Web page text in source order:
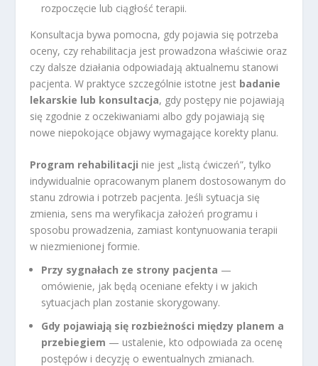
rozpoczęcie lub ciągłość terapii.
Konsultacja bywa pomocna, gdy pojawia się potrzeba
oceny, czy rehabilitacja jest prowadzona właściwie oraz
czy dalsze działania odpowiadają aktualnemu stanowi
pacjenta. W praktyce szczególnie istotne jest badanie
lekarskie lub konsultacja, gdy postępy nie pojawiają
się zgodnie z oczekiwaniami albo gdy pojawiają się
nowe niepokojące objawy wymagające korekty planu.
Program rehabilitacji nie jest „listą ćwiczeń”, tylko
indywidualnie opracowanym planem dostosowanym do
stanu zdrowia i potrzeb pacjenta. Jeśli sytuacja się
zmienia, sens ma weryfikacja założeń programu i
sposobu prowadzenia, zamiast kontynuowania terapii
w niezmienionej formie.
Przy sygnałach ze strony pacjenta —
omówienie, jak będą oceniane efekty i w jakich
sytuacjach plan zostanie skorygowany.
Gdy pojawiają się rozbieżności między planem a
przebiegiem — ustalenie, kto odpowiada za ocenę
postępów i decyzję o ewentualnych zmianach.